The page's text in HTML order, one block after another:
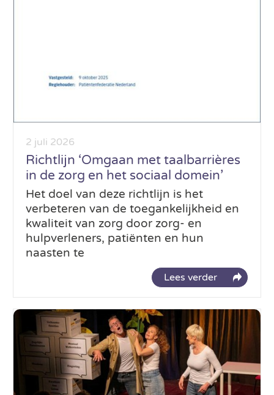
2 juli 2026
Richtlijn ‘Omgaan met taalbarrières
in de zorg en het sociaal domein’
Het doel van deze richtlijn is het
verbeteren van de toegankelijkheid en
kwaliteit van zorg door zorg- en
hulpverleners, patiënten en hun
naasten te
Lees verder